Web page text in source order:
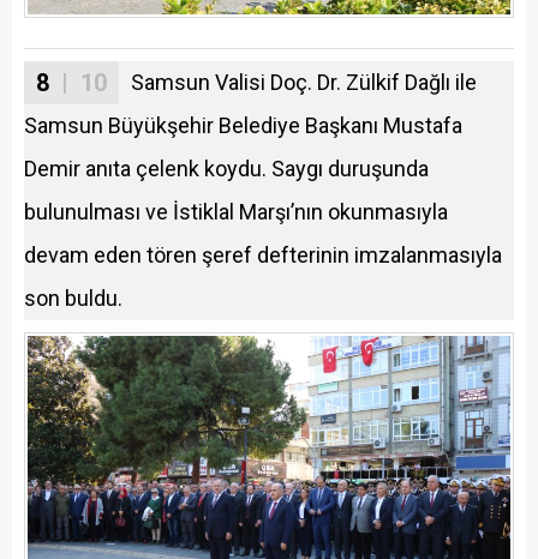
8 | 10
Samsun Valisi Doç. Dr. Zülkif Dağlı ile
Samsun Büyükşehir Belediye Başkanı Mustafa
Demir anıta çelenk koydu. Saygı duruşunda
bulunulması ve İstiklal Marşı’nın okunmasıyla
devam eden tören şeref defterinin imzalanmasıyla
son buldu.